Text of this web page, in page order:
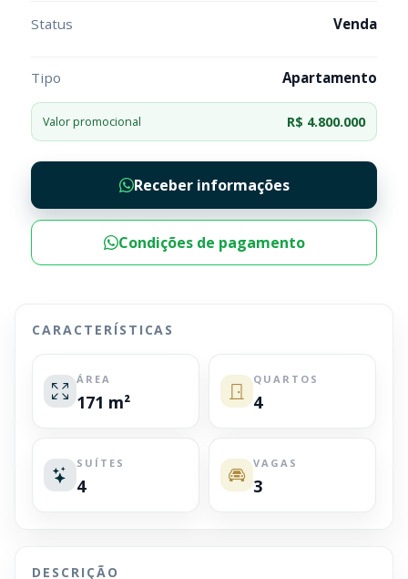
Status Venda
Tipo Apartamento
Valor promocional R$ 4.800.000
Receber informações
Condições de pagamento
CARACTERÍSTICAS
ÁREA
171 m²
QUARTOS
4
SUÍTES
4
VAGAS
3
DESCRIÇÃO